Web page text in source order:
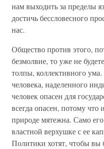
нам выходить за пределы
достичь бессловесного
нас.
Общество против этого,
безмолвие, то уже не
толпы, коллективного
человека, наделенного
человек опасен для
всегда опасен, потому что
природе мятежна. Само
властной верхушке с ее
Политики хотят, чтобы